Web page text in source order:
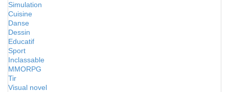
Simulation
Cuisine
Danse
Dessin
Educatif
Sport
Inclassable
MMORPG
Tir
Visual novel